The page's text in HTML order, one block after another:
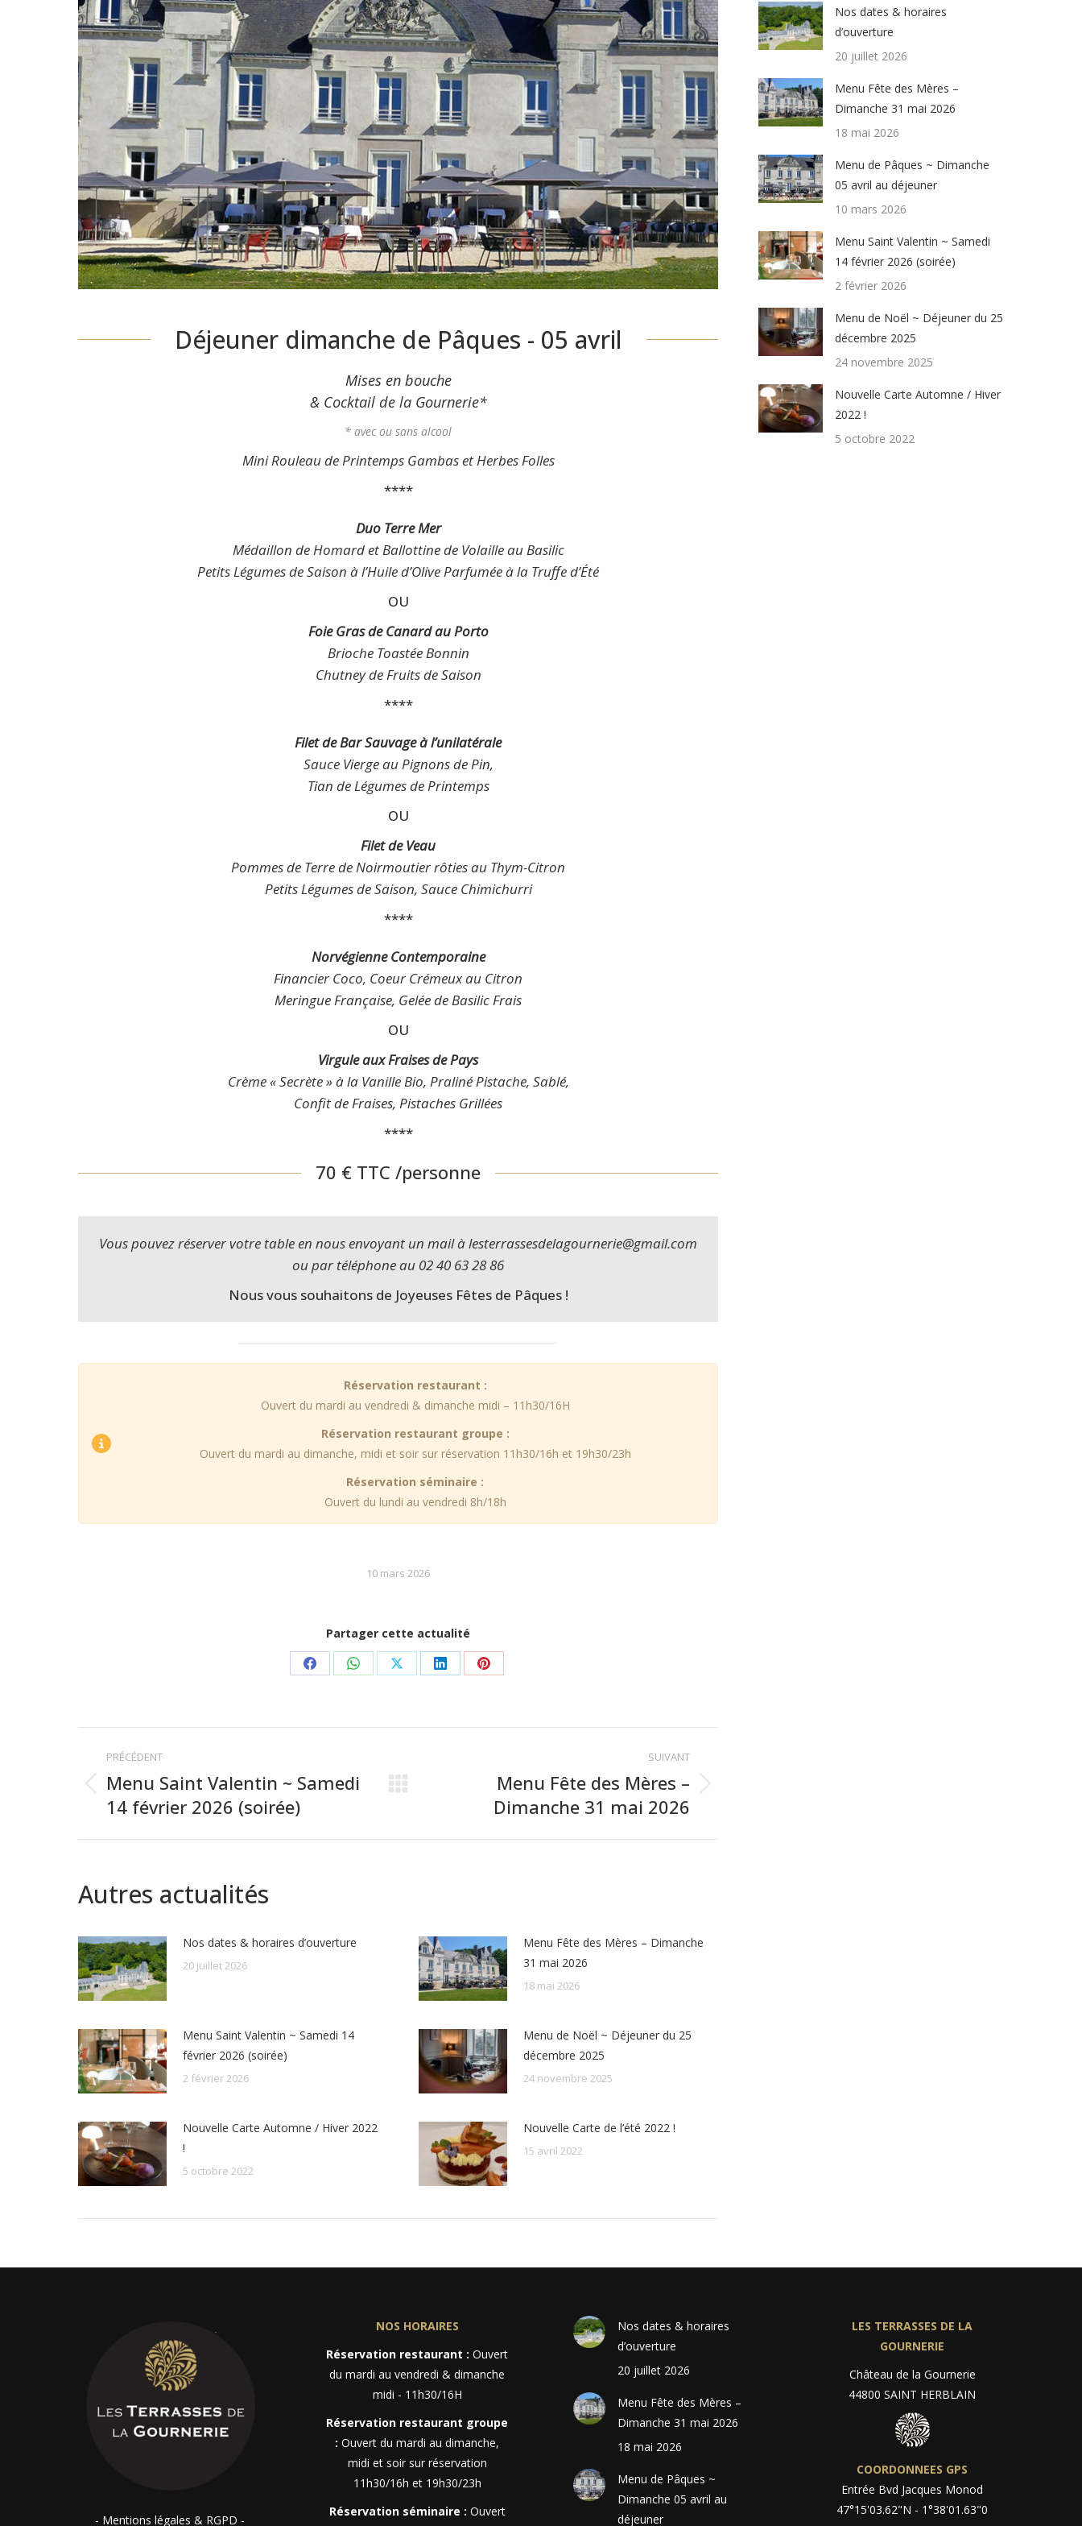
Déjeuner dimanche de Pâques - 05 avril
Mises en bouche
& Cocktail de la Gournerie*
* avec ou sans alcool
Mini Rouleau de Printemps Gambas et Herbes Folles
****
Duo Terre Mer
Médaillon de Homard et Ballottine de Volaille au Basilic
Petits Légumes de Saison à l’Huile d’Olive Parfumée à la Truffe d’Été
OU
Foie Gras de Canard au Porto
Brioche Toastée Bonnin
Chutney de Fruits de Saison
****
Filet de Bar Sauvage à l’unilatérale
Sauce Vierge au Pignons de Pin,
Tian de Légumes de Printemps
OU
Filet de Veau
Pommes de Terre de Noirmoutier rôties au Thym-Citron
Petits Légumes de Saison, Sauce Chimichurri
****
Norvégienne Contemporaine
Financier Coco, Coeur Crémeux au Citron
Meringue Française, Gelée de Basilic Frais
OU
Virgule aux Fraises de Pays
Crème « Secrète » à la Vanille Bio, Praliné Pistache, Sablé,
Confit de Fraises, Pistaches Grillées
****
70 € TTC /personne
Vous pouvez réserver votre table en nous envoyant un mail à lesterrassesdelagournerie@gmail.com
ou par téléphone au 02 40 63 28 86
Nous vous souhaitons de Joyeuses Fêtes de Pâques !
Réservation restaurant :
Ouvert du mardi au vendredi & dimanche midi – 11h30/16H
Réservation restaurant groupe :
Ouvert du mardi au dimanche, midi et soir sur réservation 11h30/16h et 19h30/23h
Réservation séminaire :
Ouvert du lundi au vendredi 8h/18h
10 mars 2026
Partager cette actualité
Partager
Facebook
Partager
WhatsApp
Partager
X
Partager
LinkedIn
Partager
Pinterest
Navigation
article
PRÉCÉDENT
Article
précédent
Menu Saint Valentin ~ Samedi
14 février 2026 (soirée)
SUIVANT
Menu Fête des Mères –
Dimanche 31 mai 2026
Autres actualités
Nos dates & horaires d’ouverture
20 juillet 2026
Menu Fête des Mères – Dimanche
31 mai 2026
18 mai 2026
Menu Saint Valentin ~ Samedi 14
février 2026 (soirée)
2 février 2026
Menu de Noël ~ Déjeuner du 25
décembre 2025
24 novembre 2025
Nouvelle Carte Automne / Hiver 2022
!
5 octobre 2022
Nouvelle Carte de l’été 2022 !
15 avril 2022
Nos dates & horaires
d’ouverture
20 juillet 2026
Menu Fête des Mères –
Dimanche 31 mai 2026
18 mai 2026
Menu de Pâques ~ Dimanche
05 avril au déjeuner
10 mars 2026
Menu Saint Valentin ~ Samedi
14 février 2026 (soirée)
2 février 2026
Menu de Noël ~ Déjeuner du 25
décembre 2025
24 novembre 2025
Nouvelle Carte Automne / Hiver
2022 !
5 octobre 2022
- Mentions légales & RGPD -
NOS HORAIRES
Réservation restaurant : Ouvert
du mardi au vendredi & dimanche
midi - 11h30/16H
Réservation restaurant groupe
: Ouvert du mardi au dimanche,
midi et soir sur réservation
11h30/16h et 19h30/23h
Réservation séminaire : Ouvert
Nos dates & horaires
d’ouverture
20 juillet 2026
Menu Fête des Mères –
Dimanche 31 mai 2026
18 mai 2026
Menu de Pâques ~
Dimanche 05 avril au
déjeuner
LES TERRASSES DE LA
GOURNERIE
Château de la Gournerie
44800 SAINT HERBLAIN
COORDONNEES GPS
Entrée Bvd Jacques Monod
47°15'03.62"N - 1°38'01.63"0